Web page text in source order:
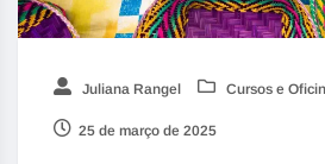
Juliana Rangel Cursos e
25 de março de 2025